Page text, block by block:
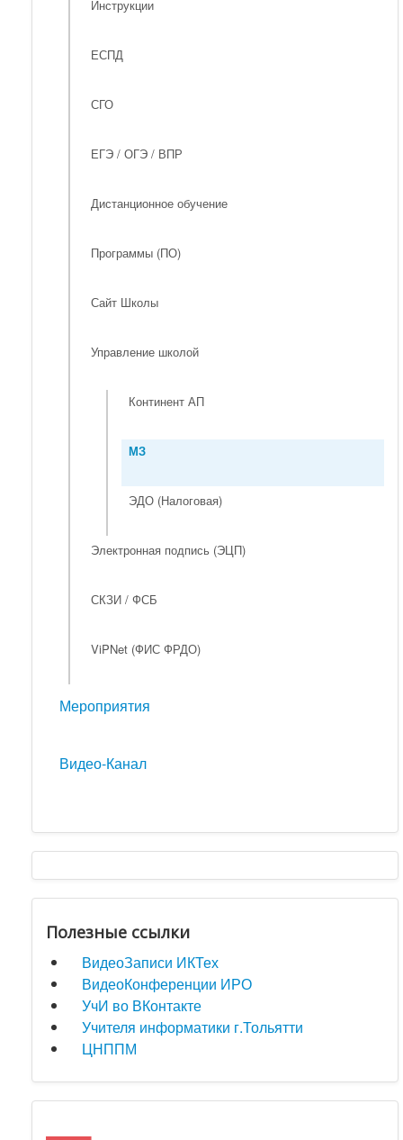
Инструкции
ЕСПД
СГО
ЕГЭ / ОГЭ / ВПР
Дистанционное обучение
Программы (ПО)
Сайт Школы
Управление школой
Континент АП
МЗ
ЭДО (Налоговая)
Электронная подпись (ЭЦП)
СКЗИ / ФСБ
ViPNet (ФИС ФРДО)
Мероприятия
Видео-Канал
Полезные ссылки
ВидеоЗаписи ИКТех
ВидеоКонференции ИРО
УчИ во ВКонтакте
Учителя информатики г.Тольятти
ЦНППМ